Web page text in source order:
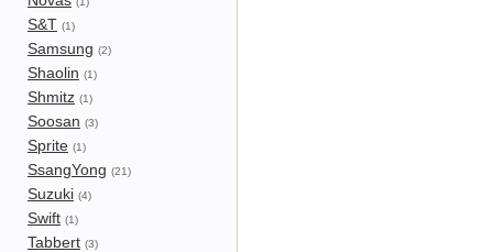
S&T (1)
Samsung (2)
Shaolin (1)
Shmitz (1)
Soosan (3)
Sprite (1)
SsangYong (21)
Suzuki (4)
Swift (1)
Tabbert (3)